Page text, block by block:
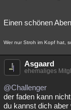
Einen schönen
Wer nur Stroh im Kopf hat,
Asgaard
ehemaliges
@Challenger
der faden kann
du kannst dich